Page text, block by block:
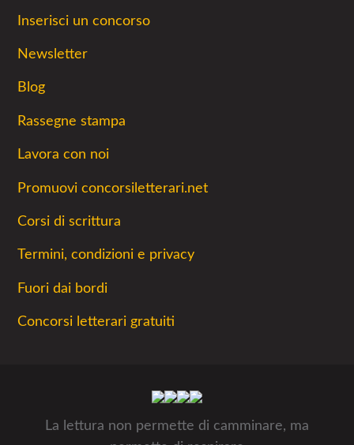
Inserisci un concorso
Newsletter
Blog
Rassegne stampa
Lavora con noi
Promuovi concorsiletterari.net
Corsi di scrittura
Termini, condizioni e privacy
Fuori dai bordi
Concorsi letterari gratuiti
La lettura non permette di camminare, ma